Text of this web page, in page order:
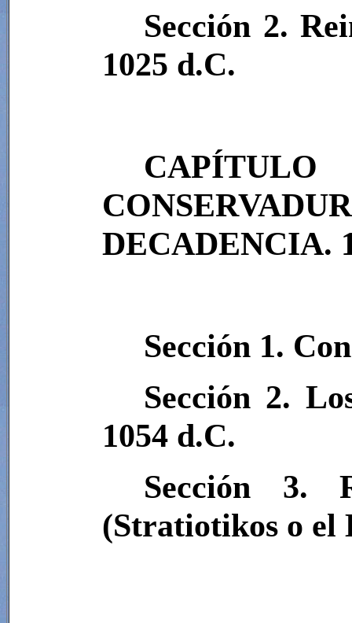
Sección 2.
1025 d.C.
DECADENCIA.
Sección 1.
Sección 2.
1054 d.C.
Sección 3.
(Stratiotikos o el